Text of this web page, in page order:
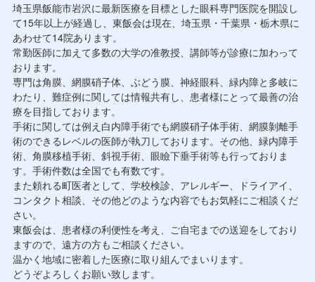
埼玉県飯能市岩沢に最新医療を目標とした眼科専門医院を開設し
て15年以上が経過し、東飯会は現在、埼玉県・千葉県・栃木県に
あわせて14院あります。
常勤医師に加えて多数の大学の准教授、講師等が診療に加わって
おります。
専門は角膜、網膜硝子体、ぶどう膜、神経眼科、緑内障と多岐に
わたり、難症例に関しては情報共有し、患者様にとって最善の治
療を目指しております。
手術に関しては例え白内障手術でも網膜硝子体手術、網膜剝離手
術のできるレベルの医師が執刀しております。その他、緑内障手
術、角膜移植手術、斜視手術、眼瞼下垂手術等も行っておりま
す。手術件数は全国でも有数です。
また頼れる町医者として、学校検診、アレルギー、ドライアイ、
コンタクト相談、その他どのような内容でもお気軽にご相談くだ
さい。
東飯会は、患者様の利便性を考え、ご自宅までの送迎をしており
ますので、遠方の方もご相談ください。
温かく地域に密着した医療に取り組んでまいります。
どうぞよろしくお願い致します。